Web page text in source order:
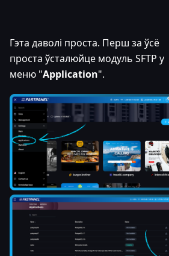
Гэта даволі проста. Перш за ўсё
проста ўсталюйце модуль SFTP у
меню "Application".